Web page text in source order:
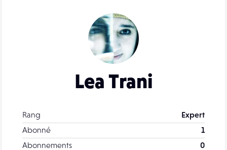
Lea Trani
Rang
Expert
Abonné
1
Abonnements
0